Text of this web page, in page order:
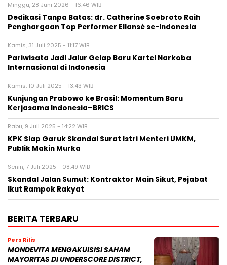
Minggu, 28 Juni 2026 - 16:46 WIB
Dedikasi Tanpa Batas: dr. Catherine Soebroto Raih
Penghargaan Top Performer Ellansé se-Indonesia
Kamis, 31 Juli 2025 - 11:17 WIB
Pariwisata Jadi Jalur Gelap Baru Kartel Narkoba
Internasional di Indonesia
Kamis, 10 Juli 2025 - 13:43 WIB
Kunjungan Prabowo ke Brasil: Momentum Baru
Kerjasama Indonesia–BRICS
Rabu, 9 Juli 2025 - 14:22 WIB
KPK Siap Garuk Skandal Surat Istri Menteri UMKM,
Publik Makin Murka
Senin, 7 Juli 2025 - 08:49 WIB
Skandal Jalan Sumut: Kontraktor Main Sikut, Pejabat
Ikut Rampok Rakyat
BERITA TERBARU
Pers Rilis
MONDEVITA MENGAKUISISI SAHAM
MAYORITAS DI UNDERSCORE DISTRICT,